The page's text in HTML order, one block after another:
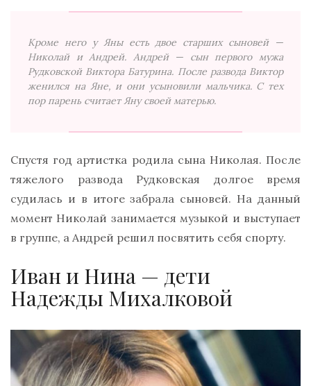
Кроме него у Яны есть двое старших сыновей —
Николай и Андрей. Андрей — сын первого мужа
Рудковской Виктора Батурина. После развода Виктор
женился на Яне, и они усыновили мальчика. С тех
пор парень считает Яну своей матерью.
Спустя год артистка родила сына Николая. После
тяжелого развода Рудковская долгое время
судилась и в итоге забрала сыновей. На данный
момент Николай занимается музыкой и выступает
в группе, а Андрей решил посвятить себя спорту.
Иван и Нина — дети
Надежды Михалковой